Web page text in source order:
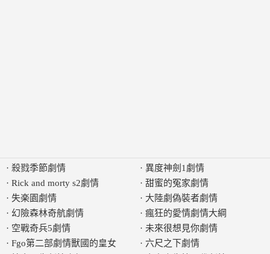
· 殺戮季節劇情
· Rick and morty s2劇情
· 失楽園劇情
· 幻險森林奇航劇情
· 空戰奇兵5劇情
· Fgo第二部劇情獸國的皇女
· 異度神劍1劇情
· 甜蜜的冤家劇情
· 大陸劇偽裝者劇情
· 瘋狂的愛情劇情大綱
· 未來很想見你劇情
· 六尺之下劇情